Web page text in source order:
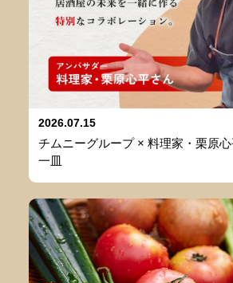
2026.07.15
チムニーグループ × 料理家・栗原
一皿